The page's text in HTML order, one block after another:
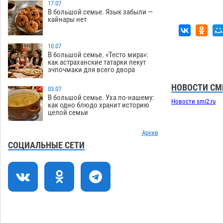
нелегалов прямым рейсом из
Шереметьево
06.08 213
11:08
Как астраханцы назвали своих детей в
июле
10:30
В Астрахани несовершеннолетнему
дали условные 1,5 года за найденные
09:54
Астраханский детский омбудсмен
помогла многодетному отцу вернуть
родительские права
09:13
В Астрахани купеческий банк укроют
миллионов
08:29
Астраханские спасатели назвали
причину пожара, в котором погиб 3-
17.07
В большой семье. Язык забыли —
кайнары нет
10.07
В большой семье. «Тесто мира»:
как астраханские татарки пекут
эчпочмаки для всего двора
03.07
В большой семье. Уха по-нашему:
как одно блюдо хранит историю
целой семьи
Архив
СОЦИАЛЬНЫЕ СЕТИ
НОВОСТИ
Новости smi2.ru